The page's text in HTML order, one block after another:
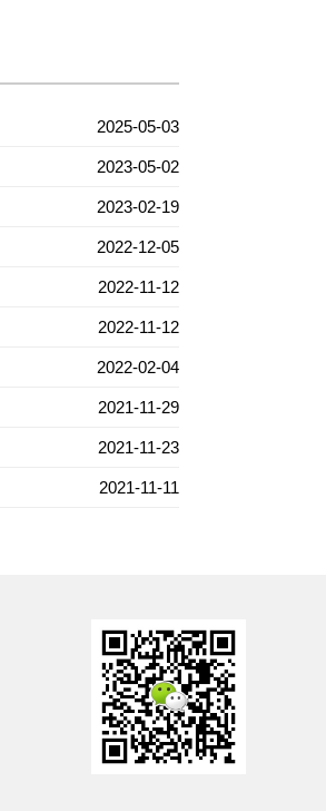
2025-05-03
2023-05-02
2023-02-19
2022-12-05
2022-11-12
2022-11-12
2022-02-04
2021-11-29
2021-11-23
2021-11-11